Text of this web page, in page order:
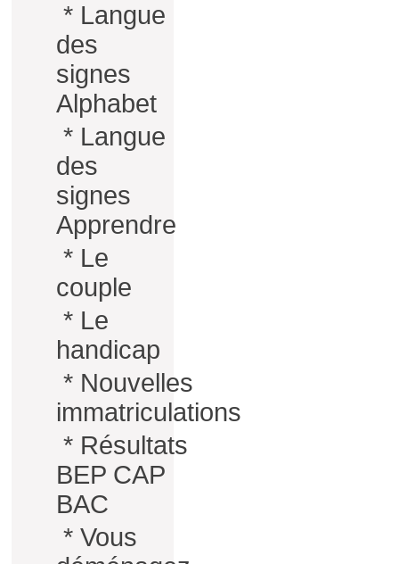
* Langue
des
signes
Alphabet
* Langue
des
signes
Apprendre
* Le
couple
* Le
handicap
* Nouvelles
immatriculations
* Résultats
BEP CAP
BAC
* Vous